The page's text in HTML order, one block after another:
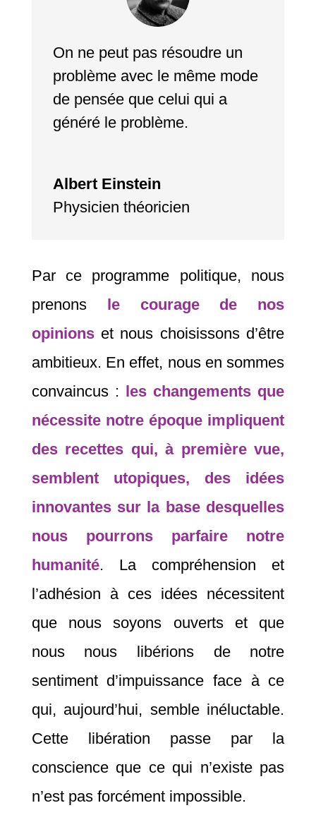
On ne peut pas résoudre un
problème avec le même mode
de pensée que celui qui a
généré le problème.
Albert Einstein
Physicien théoricien
Par ce programme politique, nous
prenons le courage de nos
opinionset nous choisissons d’être
ambitieux. En effet, nous en sommes
convaincus : les changements que
nécessite notre époque impliquent
des recettes qui, à première vue,
semblent utopiques, des idées
innovantes sur la base desquelles
nous pourrons parfaire notre
humanité. La compréhension et
l’adhésion à ces idées nécessitent
que nous soyons ouverts et que
nous nous libérions de notre
sentiment d’impuissance face à ce
qui, aujourd’hui, semble inéluctable.
Cette libération passe par la
conscience que ce qui n’existe pas
n’est pas forcément impossible.